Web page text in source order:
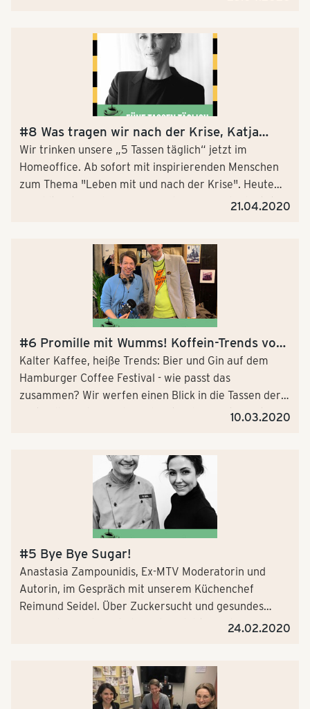
#8 Was tragen wir nach der Krise, Katja
Eichinger?
Wir trinken unsere „5 Tassen täglich“ jetzt im
Homeoffice. Ab sofort mit inspirierenden Menschen
zum Thema "Leben mit und nach der Krise". Heute
erzählt Katja Eichinger was wahrer Luxus bedeutet
einem bemerkenswert übersichtlichen
Kleiderschrank.
21.04.2020
#6 Promille mit Wumms! Koffein-Trends vom
Hamburger Coffee Festival
Kalter Kaffee, heiße Trends: Bier und Gin auf dem
Hamburger Coffee Festival - wie passt das
zusammen? Wir werfen einen Blick in die Tassen der
Festivalbesucher und auf die Stände: Was kommt, was
Cappuccino instagramfähig wird zeigt uns der "Ripple
10.03.2020
#5 Bye Bye Sugar!
Anastasia Zampounidis, Ex-MTV Moderatorin und
Autorin, im Gespräch mit unserem Küchenchef
Reimund Seidel. Über Zuckersucht und gesundes
Essen, das auch noch dem Klima hilft – und wie man
24.02.2020